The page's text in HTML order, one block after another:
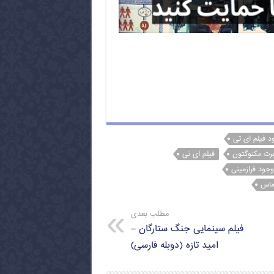
فیلم ای تی
مکنوگتون
فیلم ای تی
فرازمینی
مطلب بعدی
فیلم سینمایی جنگ ستارگان –
امید تازه (دوبله فارسی)